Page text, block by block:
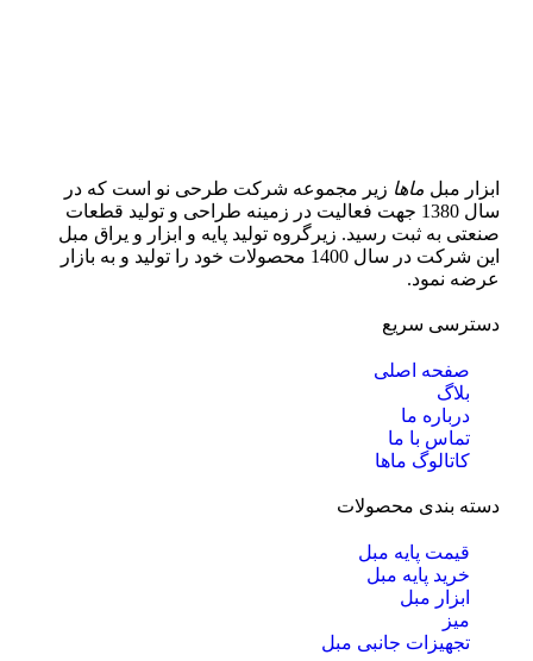
ابزار مبل ماها زیر مجموعه شرکت طرحی نو است که در
سال 1380 جهت فعالیت در زمینه طراحی و تولید قطعات
صنعتی به ثبت رسید. زیرگروه تولید پایه و ابزار و یراق مبل
این شرکت در سال 1400 محصولات خود را تولید و به بازار
عرضه نمود.
دسترسی سریع
صفحه اصلی
بلاگ
درباره ما
تماس با ما
کاتالوگ ماها
دسته بندی محصولات
قیمت پایه مبل
خرید پایه مبل
ابزار مبل
میز
تجهیزات جانبی مبل